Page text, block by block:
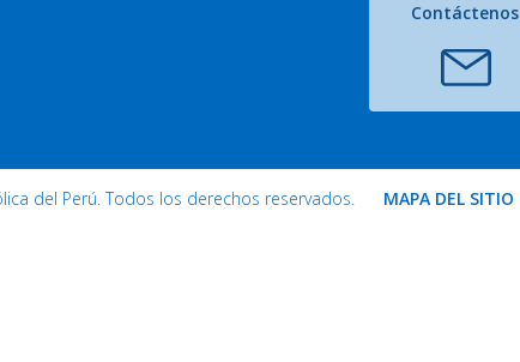
Contáctenos
del Perú. Todos los derechos reservados. MAPA DEL SITIO